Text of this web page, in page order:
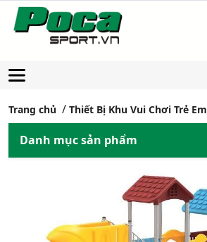
Trang chủ Thiết Bị Khu Vui Chơi Trẻ Em
Danh mục sản phẩm